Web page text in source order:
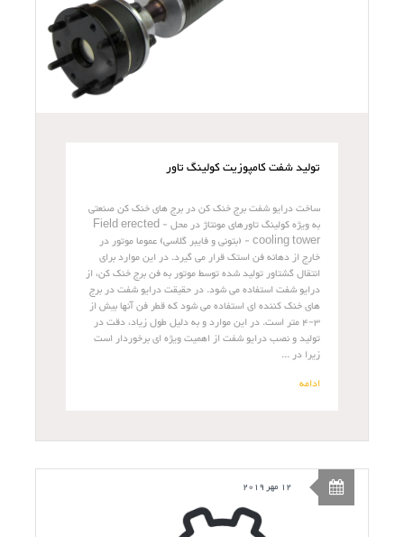
تولید شفت کامپوزیت کولینگ تاور
ساخت درایو شفت برج خنک کن در برج های خنک کن صنعتی
به ویژه کولینگ تاورهای مونتاژ در محل - Field erected
cooling tower - (بتونی و فایبر گلاسی) عموما موتور در
خارج از دهانه فن استک قرار می گیرد. در این موارد برای
انتقال گشتاور تولید شده توسط موتور به فن برج خنک کن، از
درایو شفت استفاده می شود. در حقیقت درایو شفت در برج
های خنک کننده ای استفاده می شود که قطر فن آنها بیش از
3-4 متر است. در این موارد و به دلیل طول زیاد، دقت در
تولید و نصب درایو شفت از اهمیت ویژه ای برخوردار است
زیرا در ...
ادامه
12 مهر 2019